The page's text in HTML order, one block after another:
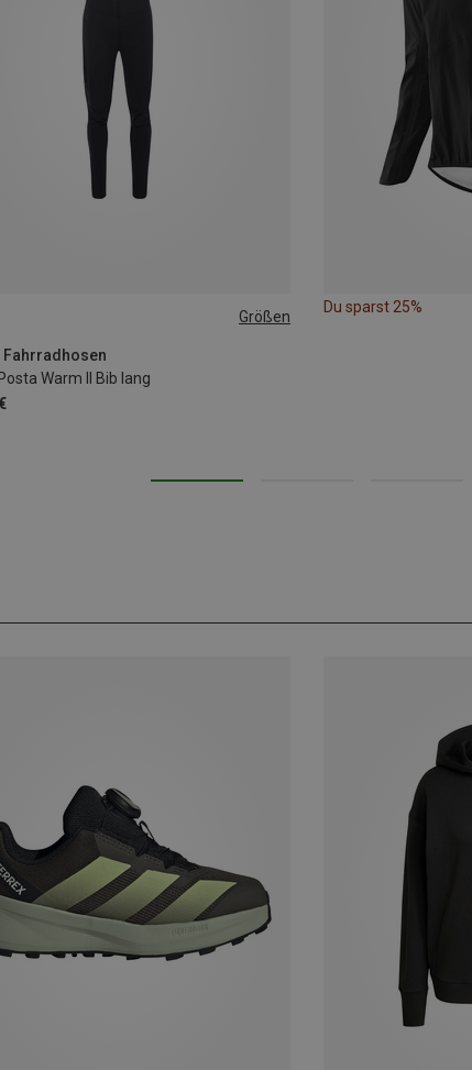
Größen
Fahrradhosen
Warm II Bib lang
Du sparst 25%